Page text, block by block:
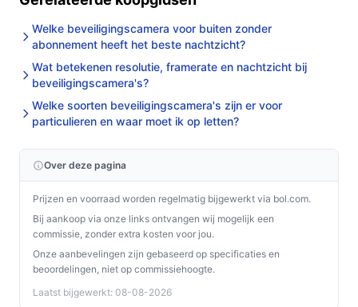
Wat is de belangrijkste afweging bij dit type product?
De trade-off is gemak en compactheid versus
uitbreidbaarheid en meegeleverde
bevestigingsmaterialen: compacte, schermgestuurde
deurspions zijn gebruiksvriendelijk maar vaak niet
en worden zonder montagemateriaal geleverd.
De EZVIZ CP4 is geschikt als je een compacte,
schermgebaseerde deurspion wilt met tweewegaudio,
PIR-mensdetectie, nachtzicht tot 5 m en opslagopties
via SD of cloud. Minder passend als je uitbreiding, extra
IP-camera functies of meegeleverd montagemateriaal
Welke beveiligingscamera voor buiten zonder
abonnement heeft het beste nachtzicht?
Wat betekenen resolutie, framerate en nachtzicht bij
beveiligingscamera's?
Welke soorten beveiligingscamera's zijn er voor
particulieren en waar moet ik op letten?
Over deze pagina
Prijzen en voorraad worden regelmatig bijgewerkt via bol.com.
Bij aankoop via onze links ontvangen wij mogelijk een
commissie, zonder extra kosten voor jou.
Onze aanbevelingen zijn gebaseerd op specificaties en
beoordelingen, niet op commissiehoogte.
Laatst bijgewerkt: 08-08-2026